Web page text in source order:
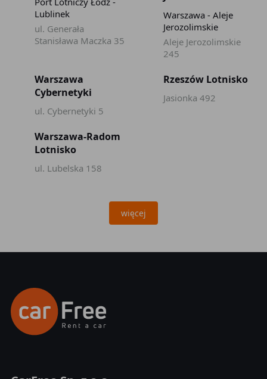
Lublinek
ul. Generała
Stanisława Maczka 35
Warszawa - Aleje
Jerozolimskie
Aleje Jerozolimskie
245
Warszawa
Cybernetyki
ul. Cybernetyki 5
Rzeszów Lotnisko
Jasionka 492
Warszawa-Radom
Lotnisko
ul. Lubelska 158
więcej